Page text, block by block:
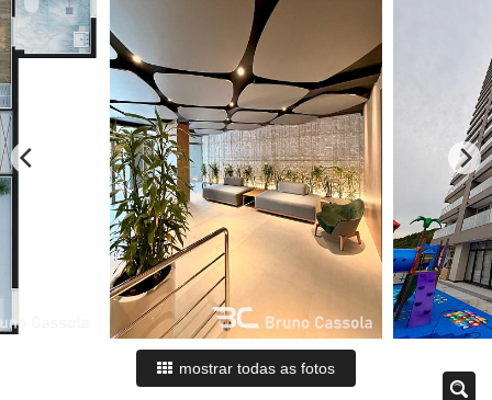
mostrar todas as fotos